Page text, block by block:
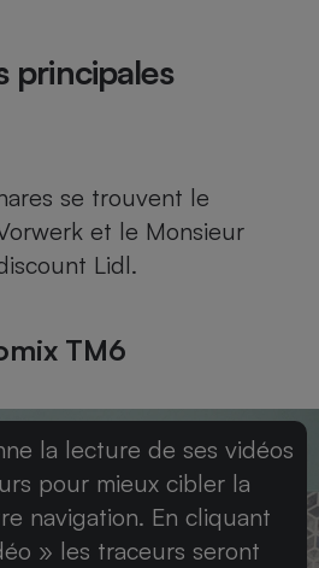
principales
se trouvent le
et le Monsieur
Lidl.
TM6
la lecture de ses vidéos
pour mieux cibler la
navigation. En cliquant
» les traceurs seront